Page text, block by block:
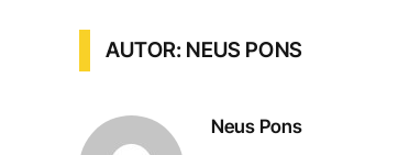
AUTOR: NEUS PONS
Neus Pons